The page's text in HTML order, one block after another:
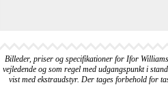
Billeder, priser og specifikationer for Ifor
vejledende og som regel med udgangspunkt i
vist med ekstraudstyr. Der tages forbehold for